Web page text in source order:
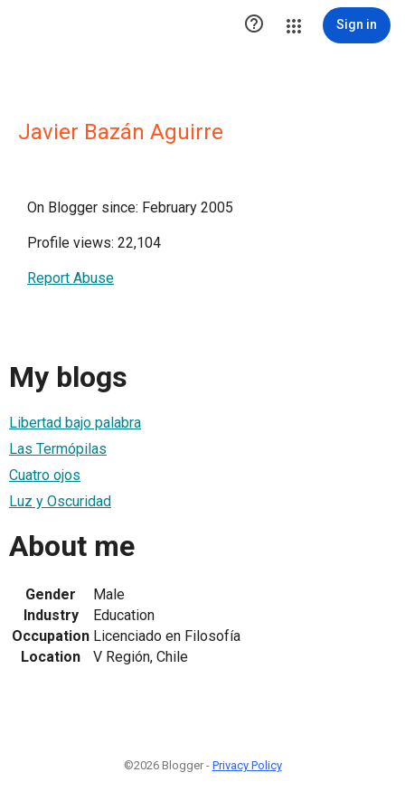
 Sign in
Javier Bazán Aguirre
On Blogger since: February 2005
Profile views: 22,104
Report Abuse
My blogs
Libertad bajo palabra
Las Termópilas
Cuatro ojos
Luz y Oscuridad
About me
Gender
Male
Industry
Education
Occupation Licenciado en Filosofía
Location
V Región, Chile
©2026 Blogger - Privacy Policy